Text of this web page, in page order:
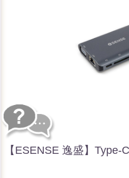
【ESENSE 逸盛】